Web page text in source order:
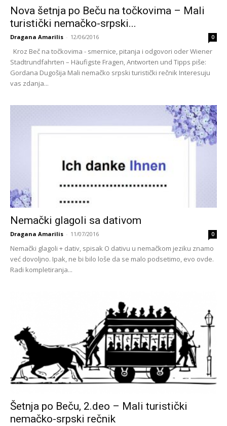
Nova šetnja po Beču na točkovima – Mali
turistički nemačko-srpski...
Dragana Amarilis - 12/06/2016 0
Kroz Beč na točkovima - smernice, pitanja i odgovori oder Wiener
Stadtrundfahrten – Häufigste Fragen, Antworten und Tipps piše:
Gordana Dugošija Mali nemačko srpski turistički rečnik Interesuju
vas zdanja...
Nemački glagoli sa dativom
Dragana Amarilis - 11/07/2016 0
Nemački glagoli + dativ, spisak O dativu u nemačkom jeziku znamo
već dovoljno. Ipak, ne bi bilo loše da se malo podsetimo, evo ovde.
Radi kompletiranja...
Šetnja po Beču, 2.deo – Mali turistički
nemačko-srpski rečnik